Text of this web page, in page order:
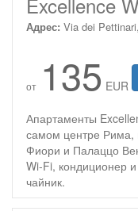
Адрес: Via dei
от 135 EUR
Апартаменты
самом центре Рима,
Фиори и Палаццо
Wi-Fi, кондиционер и
чайник.